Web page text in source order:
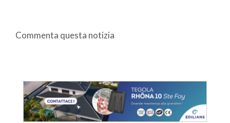
Commenta questa notizia